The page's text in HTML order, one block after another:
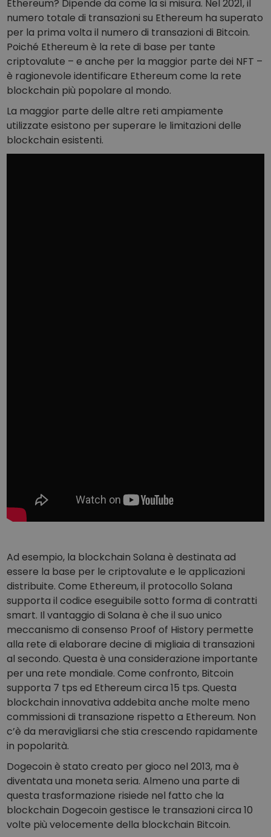
Ethereum? Dipende da come la si misura. Nel 2021, il
numero totale di transazioni su Ethereum ha superato
per la prima volta il numero di transazioni di Bitcoin.
Poiché Ethereum è la rete di base per tante
criptovalute – e anche per la maggior parte dei NFT –
è ragionevole identificare Ethereum come la rete
blockchain più popolare al mondo.
La maggior parte delle altre reti ampiamente
utilizzate esistono per superare le limitazioni delle
blockchain esistenti.
Ad esempio, la blockchain Solana è destinata ad
essere la base per le criptovalute e le applicazioni
distribuite. Come Ethereum, il protocollo Solana
supporta il codice eseguibile sotto forma di contratti
smart. Il vantaggio di Solana è che il suo unico
meccanismo di consenso Proof of History permette
alla rete di elaborare decine di migliaia di transazioni
al secondo. Questa è una considerazione importante
per una rete mondiale. Come confronto, Bitcoin
supporta 7 tps ed Ethereum circa 15 tps. Questa
blockchain innovativa addebita anche molte meno
commissioni di transazione rispetto a Ethereum. Non
c’è da meravigliarsi che stia crescendo rapidamente
in popolarità.
Dogecoin è stato creato per gioco nel 2013, ma è
diventata una moneta seria. Almeno una parte di
questa trasformazione risiede nel fatto che la
blockchain Dogecoin gestisce le transazioni circa 10
volte più velocemente della blockchain Bitcoin.